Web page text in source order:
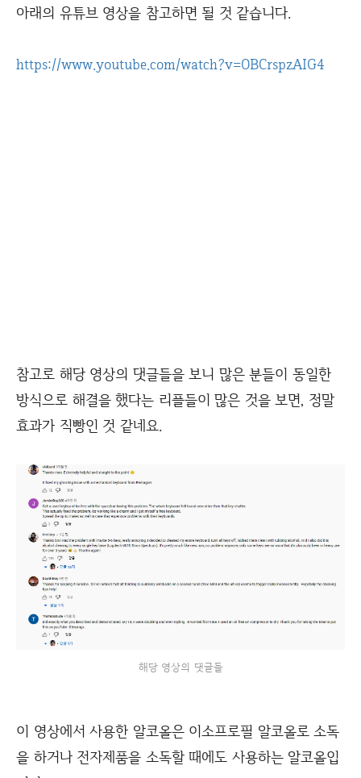
아래의 유튜브 영상을 참고하면 될 것 같습니다.
https://www.youtube.com/watch?v=OBCrspzAIG4
참고로 해당 영상의 댓글들을 보니 많은 분들이 동일한
방식으로 해결을 했다는 리플들이 많은 것을 보면, 정말
효과가 직빵인 것 같네요.
해당 영상의 댓글들
이 영상에서 사용한 알코올은 이소프로필 알코올로 소독
을 하거나 전자제품을 소독할 때에도 사용하는 알코올입